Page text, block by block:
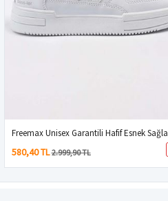
580,40 TL 2.999,90 TL